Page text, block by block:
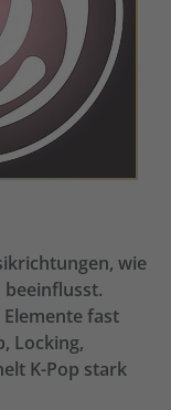
wie
beeinflusst.
fast
Locking,
K-Pop stark